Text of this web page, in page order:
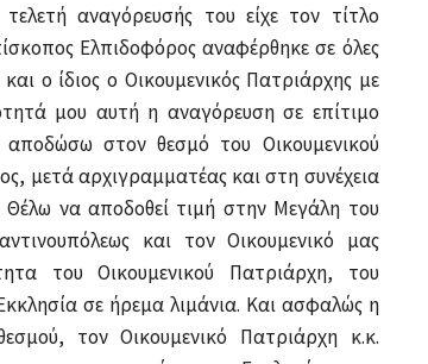
αναγόρευσής του είχε τον τίτλο
Ελπιδοφόρος αναφέρθηκε σε όλες
και ο ίδιος ο Οικουμενικός Πατριάρχης με
μου αυτή η αναγόρευση σε επίτιμο
στον θεσμό του Οικουμενικού
μετά αρχιγραμματέας και στη συνέχεια
Θέλω να αποδοθεί τιμή στην Μεγάλη του
και τον Οικουμενικό μας
του Οικουμενικού Πατριάρχη, του
σε ήρεμα λιμάνια. Και ασφαλώς η
τον Οικουμενικό Πατριάρχη κ.κ.